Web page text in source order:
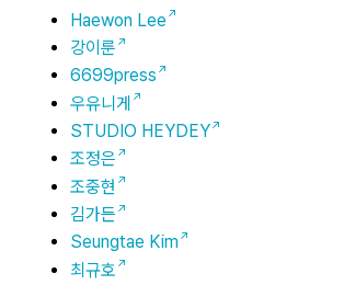
Haewon Lee
강이룬
6699press
우유니게
STUDIO HEYDEY
조정은
조중현
김가든
Seungtae Kim
최규호